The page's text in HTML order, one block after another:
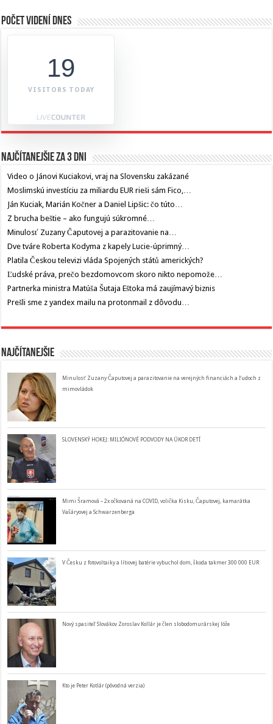
Počet videní dnes
19
VISITORS TODAY
Najčítanejšie za 3 dni
Video o Jánovi Kuciakovi, vraj na Slovensku zakázané
Moslimskú investíciu za miliardu EUR rieši sám Fico,…
Ján Kuciak, Marián Kočner a Daniel Lipšic: čo túto…
Z brucha beštie – ako fungujú súkromné…
Minulosť Zuzany Čaputovej a parazitovanie na…
Dve tváre Roberta Kodyma z kapely Lucie-úprimný…
Platila Českou televizi vláda Spojených států amerických?
Ľudské práva, prečo bezdomovcom skoro nikto nepomože…
Partnerka ministra Matúša Šutaja Eštoka má zaujímavý biznis
Prešli sme z yandex mailu na protonmail z dôvodu…
Najčítanejšie
Minulosť Zuzany Čaputovej a parazitovanie na verejných financiách a ľudoch z
mimovládok
SLOVENSKÝ HOKEJ: MILIÓNOVÉ PODVODY NA ÚKOR DETÍ
Mimi Šramová – 2x očkovaná na COVID, volička Kisku, Čaputovej, kamarátka
Vašáryovej a Schwarzenberga
V Česku z fotovoltaiky a lítiovej batérie vybuchol dom, škoda takmer 300 000 EUR
Nový spasiteľ Slovákov Zoroslav Kollár je člen slobodomurárskej lóže
Kto je Peter Kotlár (pôvodná verzia)